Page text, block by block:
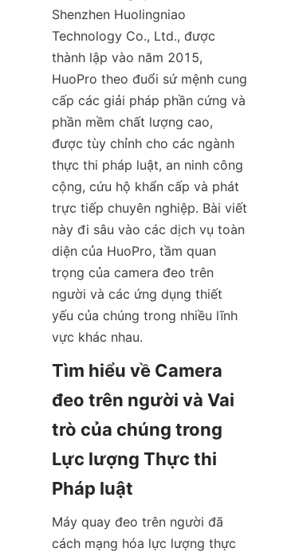
Shenzhen Huolingniao
Technology Co., Ltd., được
thành lập vào năm 2015,
HuoPro theo đuổi sứ mệnh cung
cấp các giải pháp phần cứng và
phần mềm chất lượng cao,
được tùy chỉnh cho các ngành
thực thi pháp luật, an ninh công
cộng, cứu hộ khẩn cấp và phát
trực tiếp chuyên nghiệp. Bài viết
này đi sâu vào các dịch vụ toàn
diện của HuoPro, tầm quan
trọng của camera đeo trên
người và các ứng dụng thiết
yếu của chúng trong nhiều lĩnh
vực khác nhau.
Tìm hiểu về Camera
đeo trên người và Vai
trò của chúng trong
Lực lượng Thực thi
Máy quay đeo trên người đã
cách mạng hóa lực lượng thực